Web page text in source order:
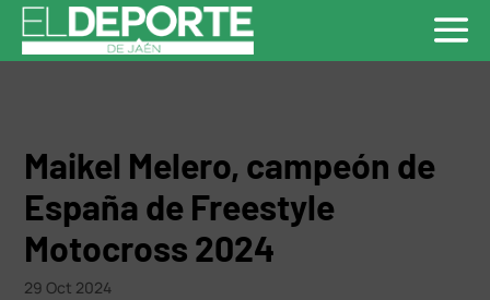
Maikel Melero, campeón de
España de Freestyle
Motocross 2024
29 Oct 2024